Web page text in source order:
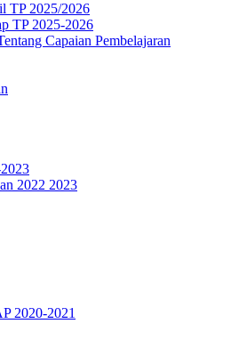
TP 2025/2026
TP 2025-2026
Capaian Pembelajaran
2022 2023
2020-2021